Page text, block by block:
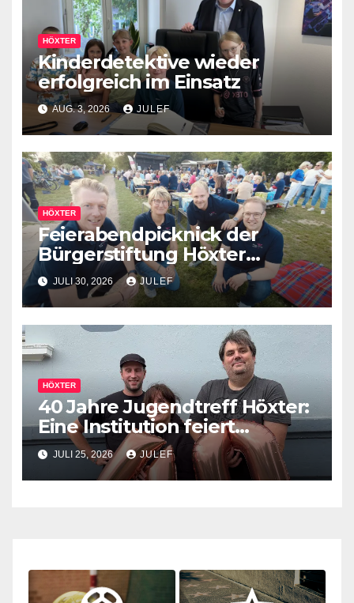
HÖXTER
Kinderdetektive wieder
erfolgreich im Einsatz
AUG. 3, 2026 JULEF
HÖXTER
Feierabendpicknick der
Bürgerstiftung Höxter
begeistert 500 Gäste
JULI 30, 2026 JULEF
HÖXTER
40 Jahre Jugendtreff Höxter:
Eine Institution feiert
Geburtstag
JULI 25, 2026 JULEF